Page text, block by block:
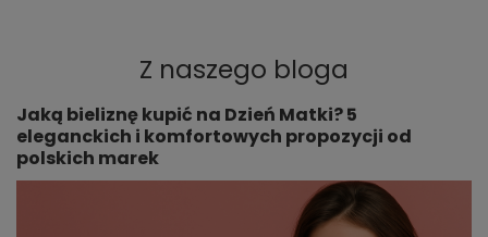
Z naszego bloga
Jaką bieliznę kupić na Dzień Matki? 5
eleganckich i komfortowych propozycji od
polskich marek